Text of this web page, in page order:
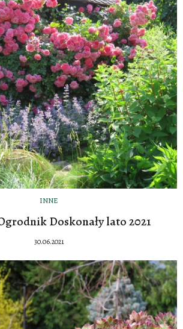
INNE
Doskonały lato 2021
30.06.2021